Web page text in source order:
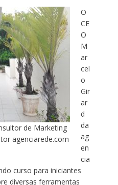
de Marketing
agenciarede.com
O
CE
O
M
ar
cel
o
Gir
ar
d
da
ag
en
cia
curso para iniciantes
diversas ferramentas